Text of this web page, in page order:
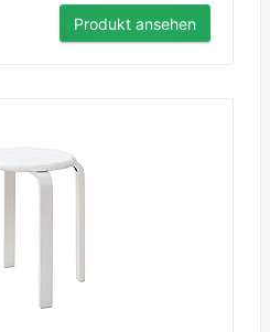
Produkt ansehen